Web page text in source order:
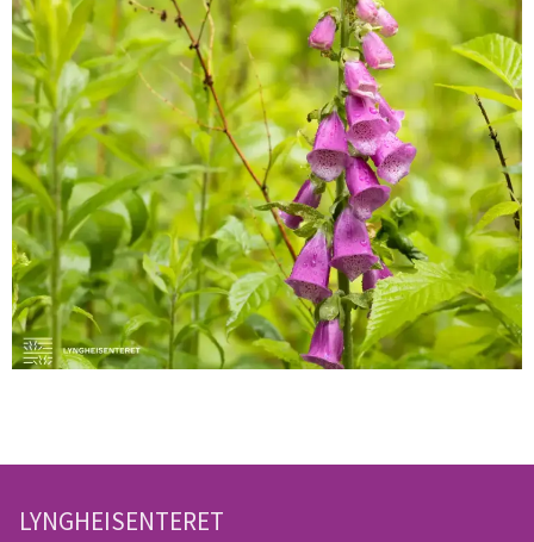
LYNGHEISENTERET